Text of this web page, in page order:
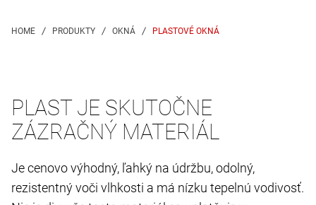
PLASTOVÉ OKNÁ
PLAST JE SKUTOČNE
ZÁZRAČNÝ MATERIÁL
Je cenovo výhodný, ľahký na údržbu, odolný,
rezistentný voči vlhkosti a má nízku tepelnú vodivosť.